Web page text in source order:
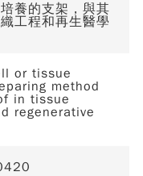
養的支架，與其
工程和再生醫學
or tissue
method
in tissue
regenerative